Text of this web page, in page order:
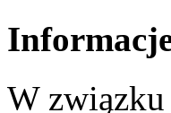
W związku